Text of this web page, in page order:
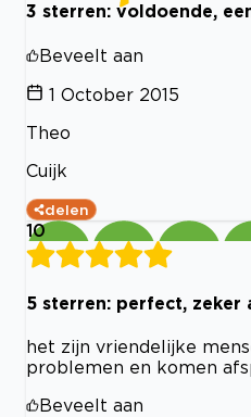
3 sterren: voldoende,
Beveelt aan
1 October 2015
Theo
Cuijk
delen
10
5 sterren: perfect, zeker
het zijn vriendelijke
problemen en komen
Beveelt aan